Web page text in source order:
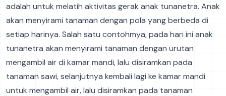
adalah untuk melatih aktivitas gerak anak tunanetra. Anak
akan menyirami tanaman dengan pola yang berbeda di
setiap harinya. Salah satu contohmya, pada hari ini anak
tunanetra akan menyirami tanaman dengan urutan
mengambil air di kamar mandi, lalu disiramkan pada
tanaman sawi, selanjutnya kembali lagi ke kamar mandi
untuk mengambil air, lalu disiramkan pada tanaman